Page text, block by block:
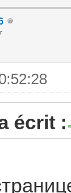
écrit :